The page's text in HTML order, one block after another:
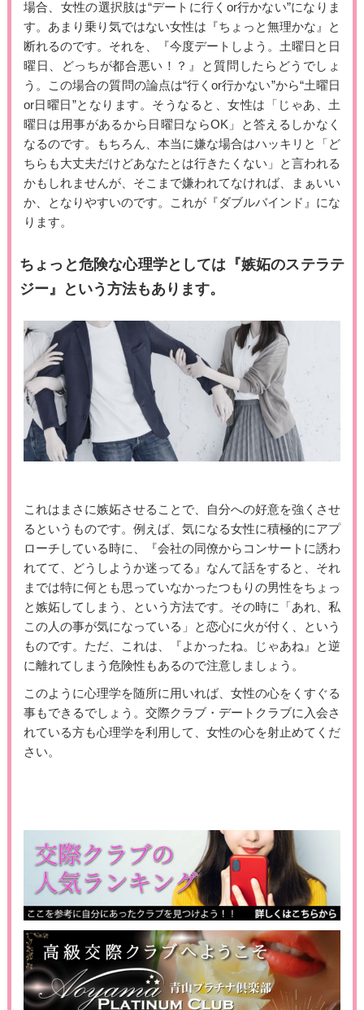
場合、女性の選択肢は“デートに行くor行かない”になりま
す。あまり乗り気ではない女性は『ちょっと無理かな』と
断れるのです。それを、『今度デートしよう。土曜日と日
曜日、どっちが都合悪い！？』と質問したらどうでしょ
う。この場合の質問の論点は“行くor行かない”から“土曜日
or日曜日”となります。そうなると、女性は「じゃあ、土
曜日は用事があるから日曜日ならOK」と答えるしかなく
なるのです。もちろん、本当に嫌な場合はハッキリと「ど
ちらも大丈夫だけどあなたとは行きたくない」と言われる
かもしれませんが、そこまで嫌われてなければ、まぁいい
か、となりやすいのです。これが『ダブルバインド』にな
ります。
ちょっと危険な心理学としては『嫉妬のステラテ
ジー』という方法もあります。
これはまさに嫉妬させることで、自分への好意を強くさせ
るというものです。例えば、気になる女性に積極的にアプ
ローチしている時に、『会社の同僚からコンサートに誘わ
れてて、どうしようか迷ってる』なんて話をすると、それ
までは特に何とも思っていなかったつもりの男性をちょっ
と嫉妬してしまう、という方法です。その時に「あれ、私
この人の事が気になっている」と恋心に火が付く、という
ものです。ただ、これは、『よかったね。じゃあね』と逆
に離れてしまう危険性もあるので注意しましょう。
このように心理学を随所に用いれば、女性の心をくすぐる
事もできるでしょう。交際クラブ・デートクラブに入会さ
れている方も心理学を利用して、女性の心を射止めてくだ
さい。